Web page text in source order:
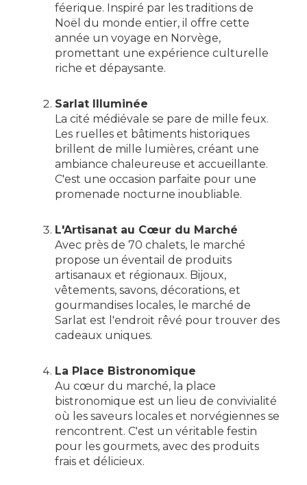
féerique. Inspiré par les traditions de
Noël du monde entier, il offre cette
année un voyage en Norvège,
promettant une expérience culturelle
riche et dépaysante.
Sarlat Illuminée
La cité médiévale se pare de mille feux.
Les ruelles et bâtiments historiques
brillent de mille lumières, créant une
ambiance chaleureuse et accueillante.
C'est une occasion parfaite pour une
promenade nocturne inoubliable.
L'Artisanat au Cœur du Marché
Avec près de 70 chalets, le marché
propose un éventail de produits
artisanaux et régionaux. Bijoux,
vêtements, savons, décorations, et
gourmandises locales, le marché de
Sarlat est l'endroit rêvé pour trouver des
cadeaux uniques.
La Place Bistronomique
Au cœur du marché, la place
bistronomique est un lieu de convivialité
où les saveurs locales et norvégiennes se
rencontrent. C'est un véritable festin
pour les gourmets, avec des produits
frais et délicieux.